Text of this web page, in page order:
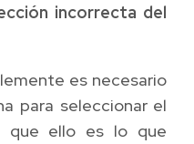
incorrecta del
es necesario
para seleccionar el
que ello es lo que